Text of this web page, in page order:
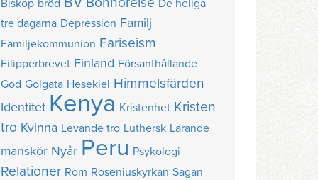
Biskop bröd
De heliga
tre dagarna Depression Familj
Familjekommunion Fariseism
Filipperbrevet Finland Försanthållande
God Golgata Hesekiel Himmelsfärden
Identitet Kenya Kristenhet Kristen
tro Kvinna Levande tro Luthersk Lärande
manskör Nyår Peru Psykologi
Relationer Rom Roseniuskyrkan Sagan